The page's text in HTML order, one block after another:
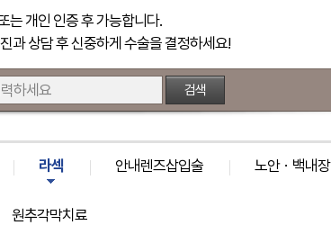
는 개인 인증 후 가능합니다.
과 상담 후 신중하게 수술을 결정하세요!
검색
라섹 안내렌즈삽입술 노안ㆍ백내장
원추각막치료